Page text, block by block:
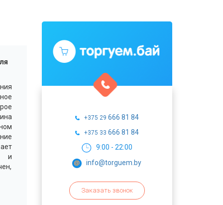
и
+375 29 666 81 84
+375 33 666 81 84
9:00 - 22:00
info@torguem.by
Заказать звонок